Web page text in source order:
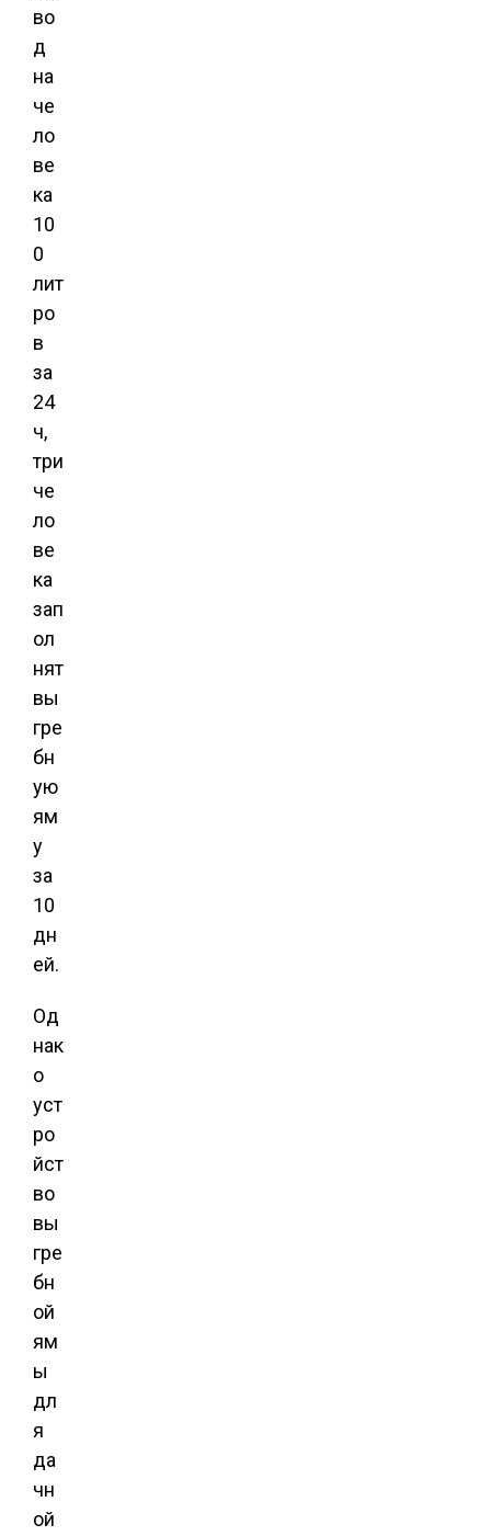
во
д
на
че
ло
ве
ка
10
0
лит
ро
в
за
24
ч,
три
че
ло
ве
ка
зап
ол
нят
вы
гре
бн
ую
ям
у
за
10
дн
ей.
Од
нак
о
уст
ро
йст
во
вы
гре
бн
ой
ям
ы
дл
я
да
чн
ой